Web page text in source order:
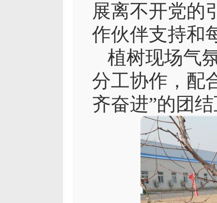
展离不开党的
作伙伴支持和
植树现场气
分工协作，配
齐奋进”的团